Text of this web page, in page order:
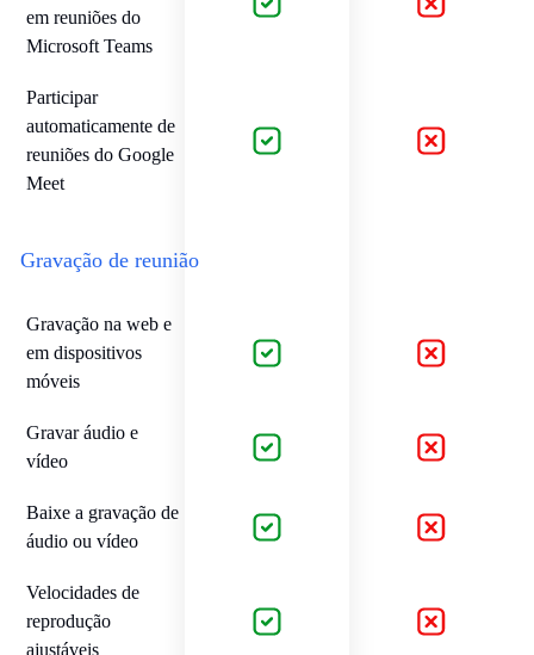
em reuniões do
Microsoft Teams
Participar
automaticamente de
reuniões do Google
Meet
Gravação de reunião
Gravação na web e
em dispositivos
móveis
Gravar áudio e
vídeo
Baixe a gravação de
áudio ou vídeo
Velocidades de
reprodução
ajustáveis